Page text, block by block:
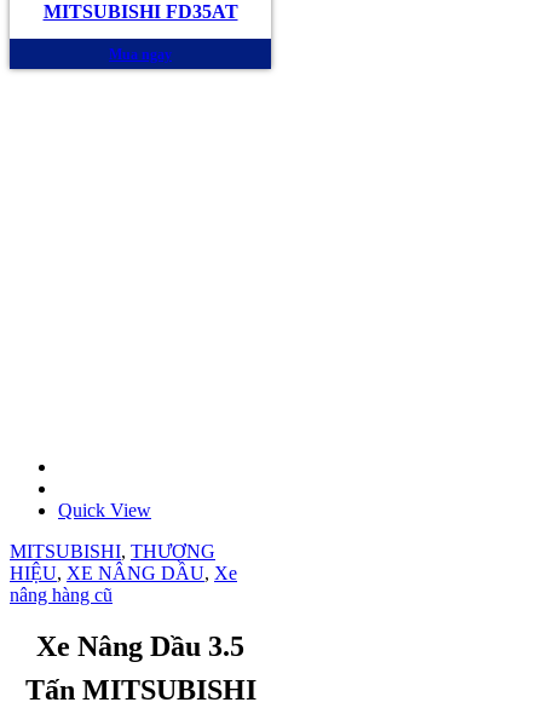
MITSUBISHI FD35AT
Mua ngay
Quick View
MITSUBISHI, THƯƠNG
HIỆU, XE NÂNG DẦU, Xe
nâng hàng cũ
Xe Nâng Dầu 3.5
Tấn MITSUBISHI